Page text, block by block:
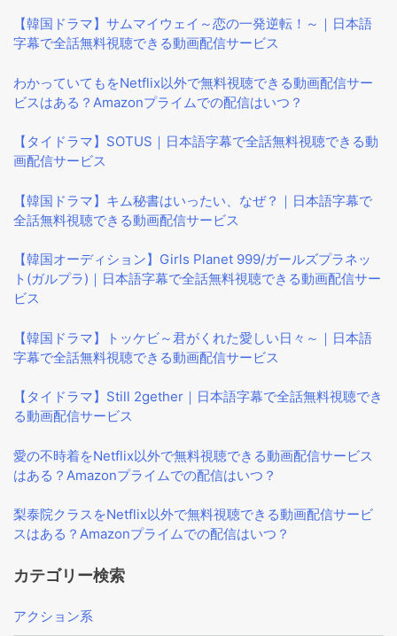
【韓国ドラマ】サムマイウェイ～恋の一発逆転！～｜日本語
字幕で全話無料視聴できる動画配信サービス
わかっていてもをNetflix以外で無料視聴できる動画配信サー
ビスはある？Amazonプライムでの配信はいつ？
【タイドラマ】SOTUS｜日本語字幕で全話無料視聴できる動
画配信サービス
【韓国ドラマ】キム秘書はいったい、なぜ？｜日本語字幕で
全話無料視聴できる動画配信サービス
【韓国オーディション】Girls Planet 999/ガールズプラネッ
ト(ガルプラ)｜日本語字幕で全話無料視聴できる動画配信サー
ビス
【韓国ドラマ】トッケビ～君がくれた愛しい日々～｜日本語
字幕で全話無料視聴できる動画配信サービス
【タイドラマ】Still 2gether｜日本語字幕で全話無料視聴でき
る動画配信サービス
愛の不時着をNetflix以外で無料視聴できる動画配信サービス
はある？Amazonプライムでの配信はいつ？
梨泰院クラスをNetflix以外で無料視聴できる動画配信サービ
スはある？Amazonプライムでの配信はいつ？
カテゴリー検索
アクション系